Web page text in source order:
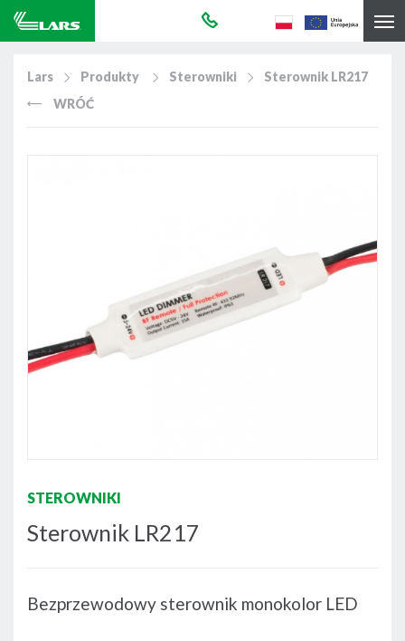
Lars Produkty Sterowniki
Sterownik LR217
WRÓĆ
STEROWNIKI
Sterownik LR217
Bezprzewodowy sterownik monokolor LED